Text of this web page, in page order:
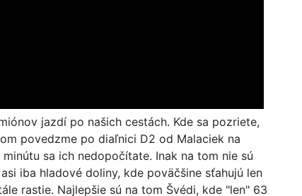
jazdí po našich cestách. Kde sa pozriete,
povedzme po diaľnici D2 od Malaciek na
sa ich nedopočítate. Inak na tom nie sú
iba hladové doliny, kde poväčšine sťahujú len
rastie. Najlepšie sú na tom Švédi, kde "len" 63